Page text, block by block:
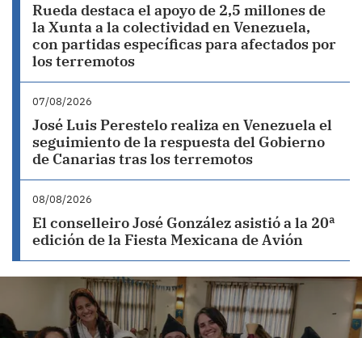
Rueda destaca el apoyo de 2,5 millones de
la Xunta a la colectividad en Venezuela,
con partidas específicas para afectados por
los terremotos
07/08/2026
José Luis Perestelo realiza en Venezuela el
seguimiento de la respuesta del Gobierno
de Canarias tras los terremotos
08/08/2026
El conselleiro José González asistió a la 20ª
edición de la Fiesta Mexicana de Avión